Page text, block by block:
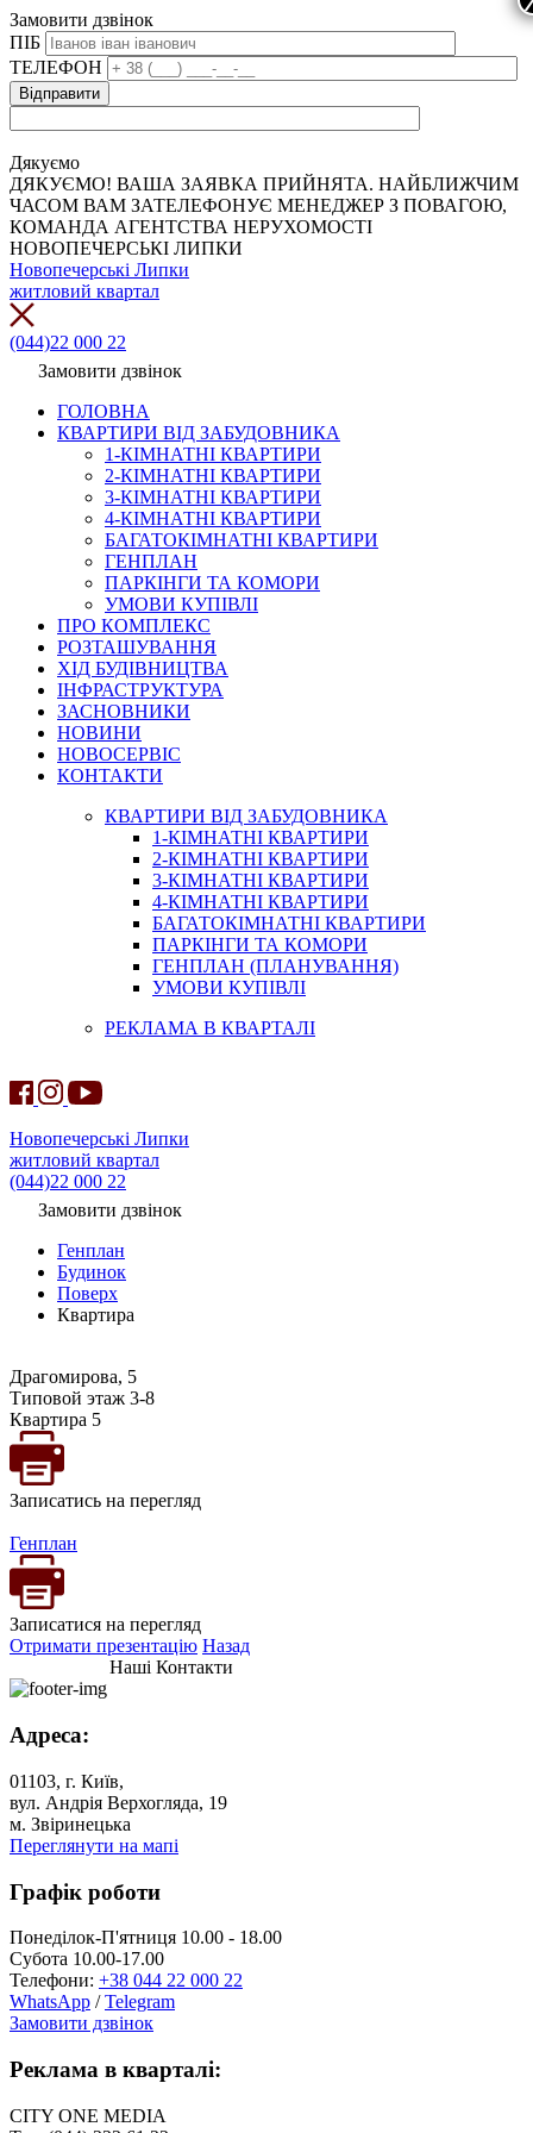
Замовити дзвінок
ПІБ
ТЕЛЕФОН
Дякуємо
ДЯКУЄМО! ВАША ЗАЯВКА ПРИЙНЯТА. НАЙБЛИЖЧИМ
ЧАСОМ ВАМ ЗАТЕЛЕФОНУЄ МЕНЕДЖЕР З ПОВАГОЮ,
КОМАНДА АГЕНТСТВА НЕРУХОМОСТІ
НОВОПЕЧЕРСЬКІ ЛИПКИ
Новопечерські Липки
житловий квартал
(044)22 000 22
Замовити дзвінок
ГОЛОВНА
КВАРТИРИ ВІД ЗАБУДОВНИКА
1-КІМНАТНІ КВАРТИРИ
2-КІМНАТНІ КВАРТИРИ
3-КІМНАТНІ КВАРТИРИ
4-КІМНАТНІ КВАРТИРИ
БАГАТОКІМНАТНІ КВАРТИРИ
ГЕНПЛАН
ПАРКІНГИ ТА КОМОРИ
УМОВИ КУПІВЛІ
ПРО КОМПЛЕКС
РОЗТАШУВАННЯ
ХІД БУДІВНИЦТВА
ІНФРАСТРУКТУРА
ЗАСНОВНИКИ
НОВИНИ
НОВОСЕРВІС
КОНТАКТИ
КВАРТИРИ ВІД ЗАБУДОВНИКА
1-КІМНАТНІ КВАРТИРИ
2-КІМНАТНІ КВАРТИРИ
3-КІМНАТНІ КВАРТИРИ
4-КІМНАТНІ КВАРТИРИ
БАГАТОКІМНАТНІ КВАРТИРИ
ПАРКІНГИ ТА КОМОРИ
ГЕНПЛАН (ПЛАНУВАННЯ)
УМОВИ КУПІВЛІ
РЕКЛАМА В КВАРТАЛІ
Новопечерські Липки
житловий квартал
(044)22 000 22
Замовити дзвінок
Генплан
Будинок
Поверх
Квартира
Драгомирова, 5
Типовой этаж 3-8
Квартира 5
Записатись на перегляд
Генплан
Записатися на перегляд
Отримати презентацію Назад
Наші Контакти
Адреса:
01103, г. Київ,
вул. Андрія Верхогляда, 19
м. Звіринецька
Переглянути на мапі
Графік роботи
Понеділок-П'ятниця 10.00 - 18.00
Субота 10.00-17.00
Телефони: +38 044 22 000 22
WhatsApp /Telegram
Замовити дзвінок
Реклама в кварталі:
CITY ONE MEDIA